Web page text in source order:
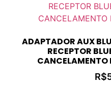
ADAPTADOR AUX
RECEPTOR
CANCELAMENTO
R$